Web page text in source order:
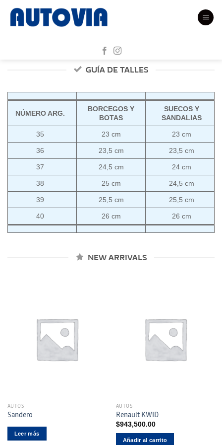
GUÍA DE TALLES
NÚMERO ARG.
BORCEGOS Y
BOTAS
SUECOS Y
SANDALIAS
35 23 cm 23 cm
36 23,5 cm 23,5 cm
37 24,5 cm 24 cm
38 25 cm 24,5 cm
39 25,5 cm 25,5 cm
40 26 cm 26 cm
NEW ARRIVALS
AUTOS
Sandero
Leer más
AUTOS
Renault KWID
$943,500.00
Añadir al carrito